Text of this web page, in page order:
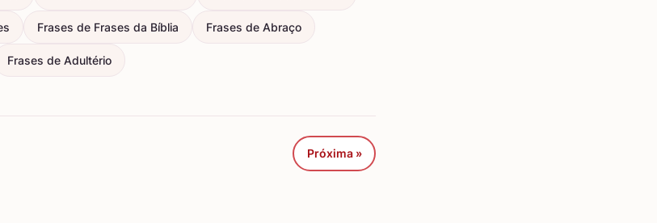
Frases de Frases da Bíblia Frases de Abraço
Frases de Adultério
Próxima »